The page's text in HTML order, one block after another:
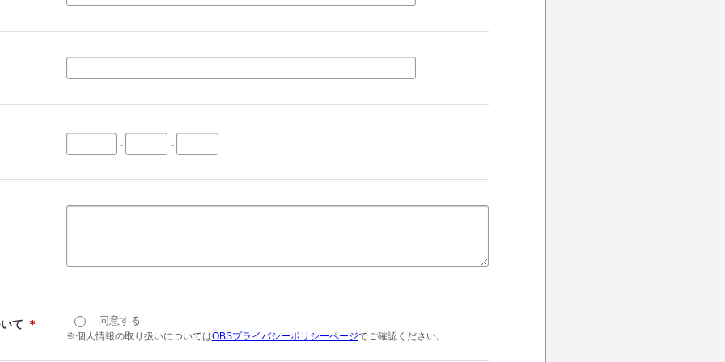
- -
て ＊ 同意する
※個人情報の取り扱いについてはOBSプライバシーポリシーページでご確認ください。